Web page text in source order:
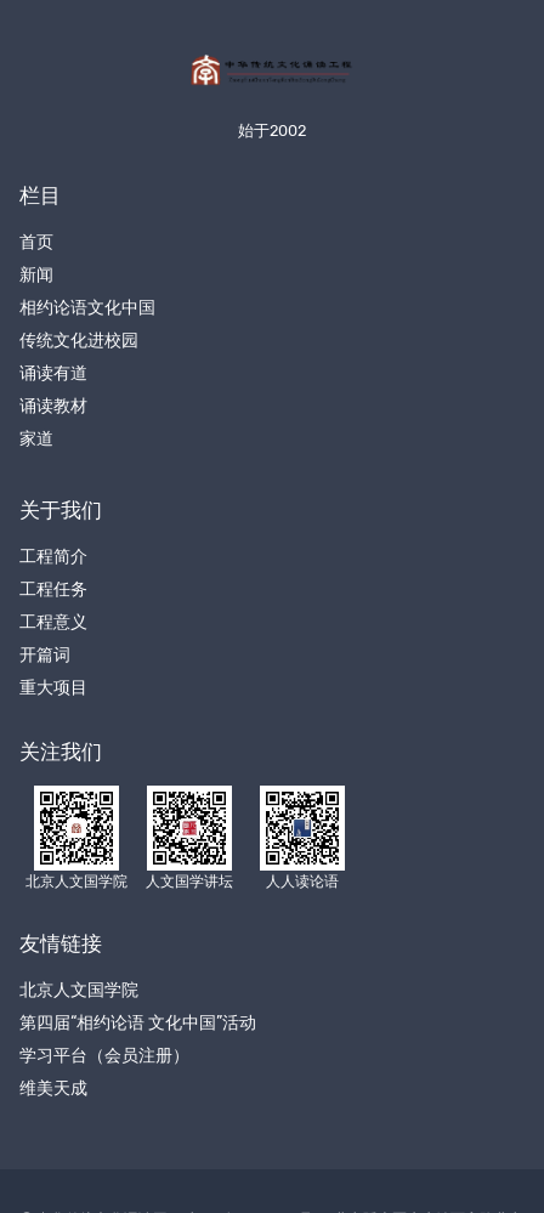
始于2002
栏目
首页
新闻
相约论语文化中国
传统文化进校园
诵读有道
诵读教材
家道
关于我们
工程简介
工程任务
工程意义
开篇词
重大项目
关注我们
北京人文国学院 人文国学讲坛 人人读论语
友情链接
北京人文国学院
第四届“相约论语 文化中国”活动
学习平台（会员注册）
维美天成